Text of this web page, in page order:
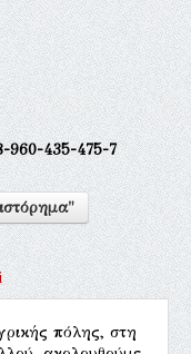
960-435-475-7
πόλης, στη